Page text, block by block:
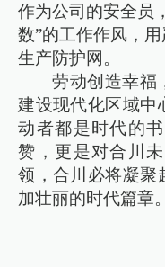
作为公司的安全员
数”的工作作风，
生产防护网。
劳动创造幸福
建设现代化区域中
动者都是时代的
赞，更是对合川
领，合川必将凝聚
加壮丽的时代篇章。